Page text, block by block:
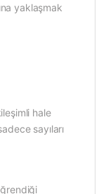
yaklaşmak
hale
sayıları